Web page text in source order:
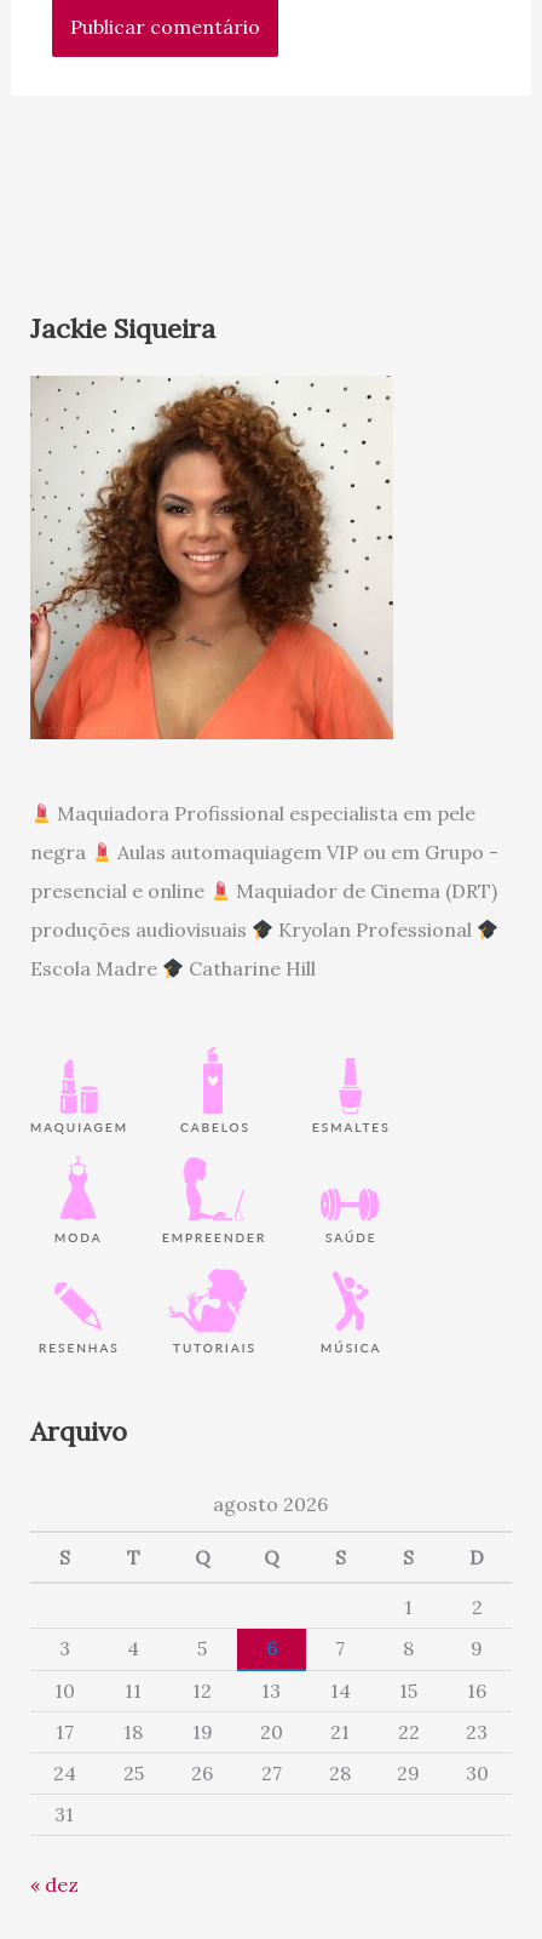
Jackie Siqueira
Maquiadora Profissional especialista em pele
negra
Aulas automaquiagem VIP ou em Grupo -
presencial e online
Maquiador de Cinema (DRT)
produções audiovisuais
Kryolan Professional
Escola Madre
Catharine Hill
Arquivo
agosto 2026
S T Q Q S S D
1
2
3
4 5 6 7 8
9
10
11 12 13 14 15
16
17
18 19 20 21 22
23
24
25 26 27 28 29
30
31
« dez